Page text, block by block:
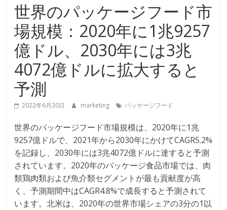
世界のパッケージフード市
場規模：2020年に1兆9257
億ドル、2030年には3兆
4072億ドルに拡大すると
予測
2022年6月30日 marketing パッケージフード
世界のパッケージフード市場規模は、2020年に1兆
9257億ドルで、2021年から2030年にかけてCAGR5.2%
を記録し、2030年には3兆4072億ドルに達すると予測
されています。2020年のパッケージ食品市場では、肉
類鶏肉類および魚介類セグメントが最も貢献度が高
く、予測期間中はCAGR4.8%で成長すると予測されて
います。北米は、2020年の世界市場シェアの3分の1以